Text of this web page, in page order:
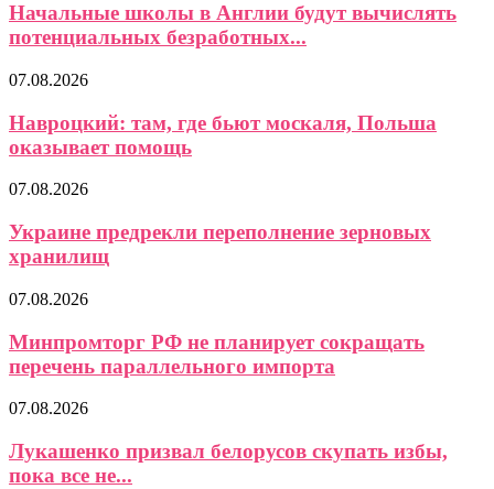
Начальные школы в Англии будут вычислять
потенциальных безработных...
07.08.2026
Навроцкий: там, где бьют москаля, Польша
оказывает помощь
07.08.2026
Украине предрекли переполнение зерновых
хранилищ
07.08.2026
Минпромторг РФ не планирует сокращать
перечень параллельного импорта
07.08.2026
Лукашенко призвал белорусов скупать избы,
пока все не...